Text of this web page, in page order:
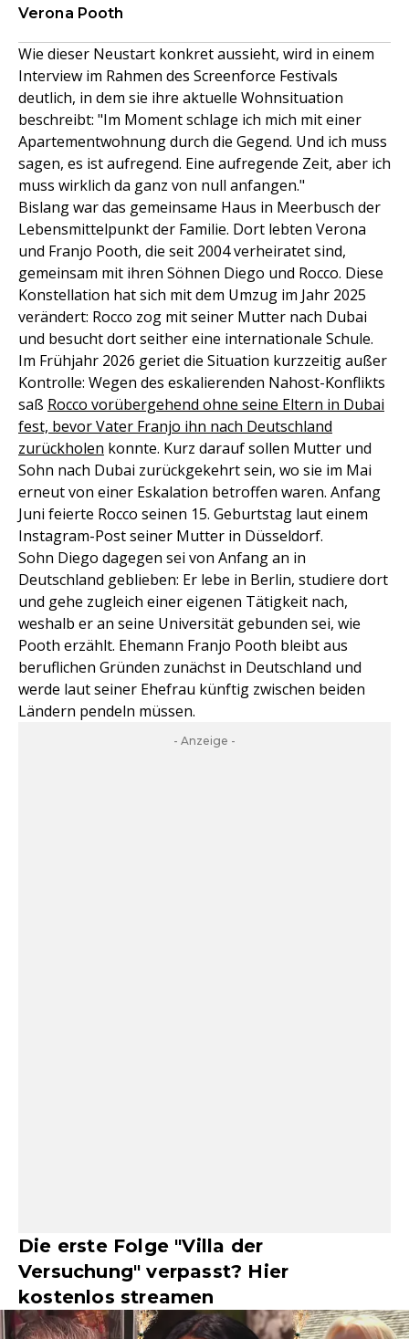
Verona Pooth
Wie dieser Neustart konkret aussieht, wird in einem
Interview im Rahmen des Screenforce Festivals
deutlich, in dem sie ihre aktuelle Wohnsituation
beschreibt: "Im Moment schlage ich mich mit einer
Apartementwohnung durch die Gegend. Und ich muss
sagen, es ist aufregend. Eine aufregende Zeit, aber ich
muss wirklich da ganz von null anfangen."
Bislang war das gemeinsame Haus in Meerbusch der
Lebensmittelpunkt der Familie. Dort lebten Verona
und Franjo Pooth, die seit 2004 verheiratet sind,
gemeinsam mit ihren Söhnen Diego und Rocco. Diese
Konstellation hat sich mit dem Umzug im Jahr 2025
verändert: Rocco zog mit seiner Mutter nach Dubai
und besucht dort seither eine internationale Schule.
Im Frühjahr 2026 geriet die Situation kurzzeitig außer
Kontrolle: Wegen des eskalierenden Nahost-Konflikts
saß Rocco vorübergehend ohne seine Eltern in Dubai
fest, bevor Vater Franjo ihn nach Deutschland
zurückholen konnte. Kurz darauf sollen Mutter und
Sohn nach Dubai zurückgekehrt sein, wo sie im Mai
erneut von einer Eskalation betroffen waren. Anfang
Juni feierte Rocco seinen 15. Geburtstag laut einem
Instagram-Post seiner Mutter in Düsseldorf.
Sohn Diego dagegen sei von Anfang an in
Deutschland geblieben: Er lebe in Berlin, studiere dort
und gehe zugleich einer eigenen Tätigkeit nach,
weshalb er an seine Universität gebunden sei, wie
Pooth erzählt. Ehemann Franjo Pooth bleibt aus
beruflichen Gründen zunächst in Deutschland und
werde laut seiner Ehefrau künftig zwischen beiden
Ländern pendeln müssen.
- Anzeige -
Die erste Folge "Villa der
Versuchung" verpasst? Hier
kostenlos streamen